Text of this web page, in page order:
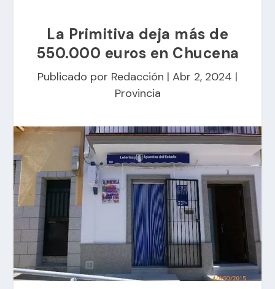
La Primitiva deja más de
550.000 euros en Chucena
Publicado por Redacción | Abr 2, 2024 |
Provincia